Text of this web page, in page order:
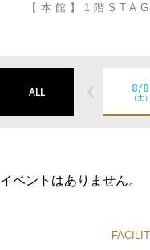
【本館】1階
ALL 8/8
（土）
イベントはありません。